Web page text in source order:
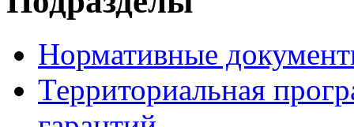
Нормативные
Территориальная